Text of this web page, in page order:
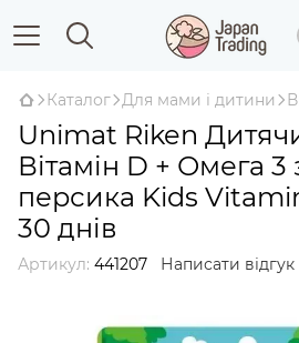
Каталог Для мами і дитини
Unimat Riken
Вітамін D + Омега 3
персика Kids
30 днів
Артикул: 441207 Написати відгук